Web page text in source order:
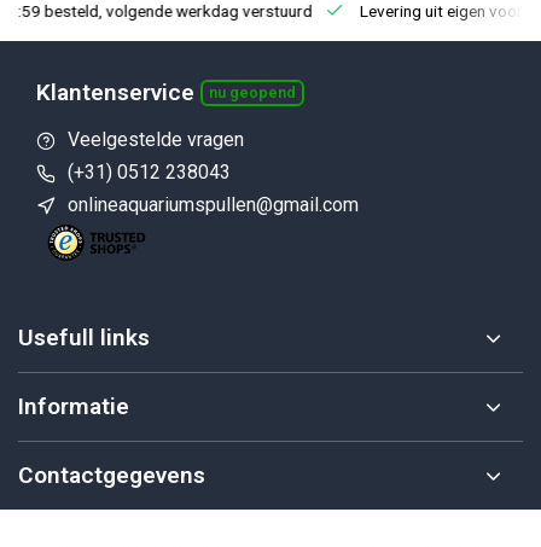
besteld, volgende werkdag verstuurd Levering uit eigen
Klantenservice nu geopend
Veelgestelde vragen
(+31) 0512 238043
onlineaquariumspullen@gmail.com
Usefull links
Informatie
Contactgegevens